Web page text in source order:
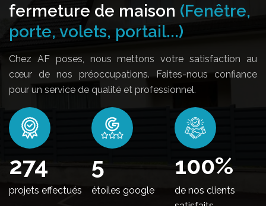
fermeture de maison (Fenêtre,
porte, volets, portail...)
Chez AF poses, nous mettons votre satisfaction au
cœur de nos préoccupations. Faites-nous confiance
pour un service de qualité et professionnel.
332
projets effectués
5
étoiles google
100%
de nos clients